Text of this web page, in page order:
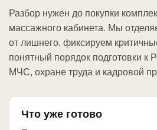
Разбор нужен до покупки
массажного кабинета. Мы
от лишнего, фиксируем
понятный порядок подготовки к
МЧС, охране труда и кадровой
Что уже готово